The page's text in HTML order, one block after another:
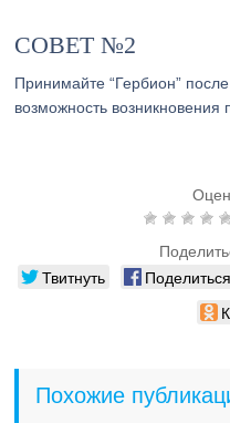
СОВЕТ №2
Принимайте “Гербион”
возможность
Твитнуть Поделиться
Похожие